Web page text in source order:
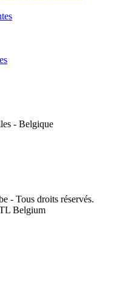
- Belgique
- Tous droits réservés.